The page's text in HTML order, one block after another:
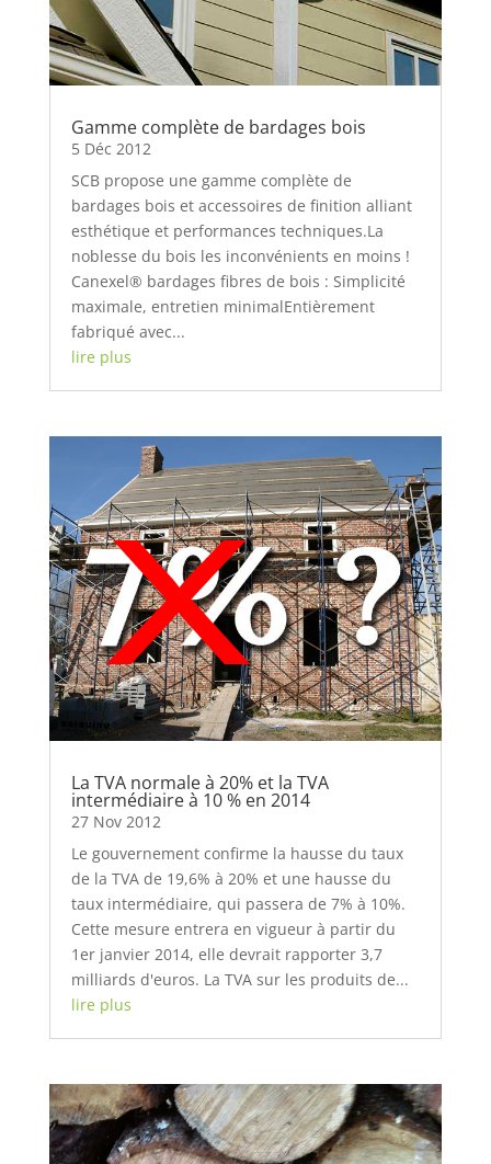
Gamme complète de bardages bois
5 Déc 2012
SCB propose une gamme complète de
bardages bois et accessoires de finition alliant
esthétique et performances techniques.La
noblesse du bois les inconvénients en moins !
Canexel® bardages fibres de bois : Simplicité
maximale, entretien minimalEntièrement
fabriqué avec...
lire plus
La TVA normale à 20% et la TVA
intermédiaire à 10 % en 2014
27 Nov 2012
Le gouvernement confirme la hausse du taux
de la TVA de 19,6% à 20% et une hausse du
taux intermédiaire, qui passera de 7% à 10%.
Cette mesure entrera en vigueur à partir du
1er janvier 2014, elle devrait rapporter 3,7
milliards d'euros. La TVA sur les produits de...
lire plus